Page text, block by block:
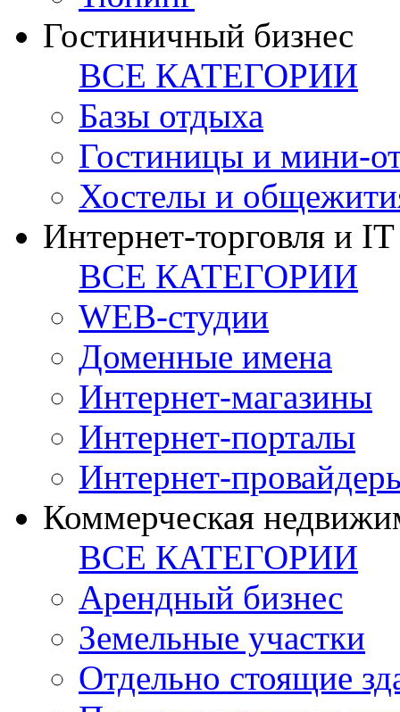
Гостиничный бизнес
ВСЕ КАТЕГОРИИ
Базы отдыха
Гостиницы и мини-
Хостелы и
Интернет-торговля и IT
ВСЕ КАТЕГОРИИ
WEB-студии
Доменные имена
Интернет-магазины
Интернет-порталы
Интернет-
Коммерческая
ВСЕ КАТЕГОРИИ
Арендный бизнес
Земельные участки
Отдельно стоящие